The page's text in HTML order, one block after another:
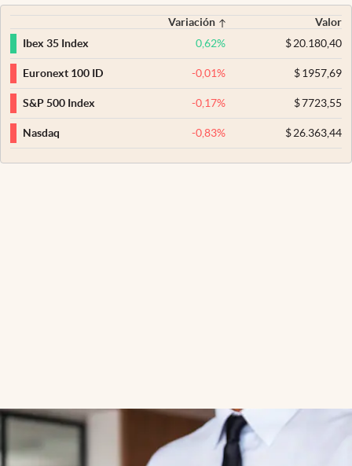
Variación
Valor
Ibex 35 Index
0,62% $20.180,40
Euronext 100 ID -0,01% $1957,69
S&P 500 Index -0,17% $7723,55
Nasdaq -0,83% $26.363,44